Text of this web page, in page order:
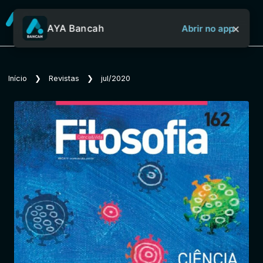
Sobre o Aya Bancah
Início
Revistas
Jornais
Notícias
AYA Bancah Abrir no app×
Início ❯ Revistas ❯ jul/2020